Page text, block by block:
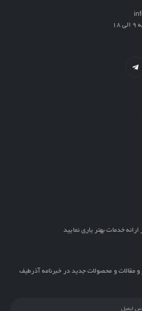
خدمات بهتر یاری نمایید
و مقالات و محصولات جدید در خبرنامه آذرطیف